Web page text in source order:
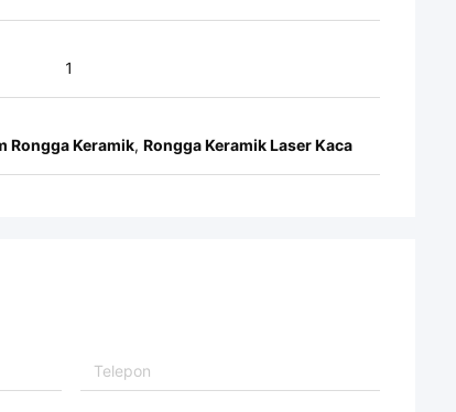
1
Rongga Keramik, Rongga Keramik Laser Kaca